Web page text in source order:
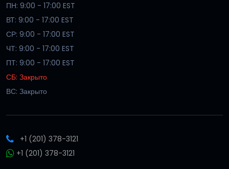
ПН: 9:00 - 17:00 EST
ВТ: 9:00 - 17:00 EST
СР: 9:00 - 17:00 EST
ЧТ: 9:00 - 17:00 EST
ПТ: 9:00 - 17:00 EST
СБ: Закрыто
ВС: Закрыто
+1 (201) 378-3121
+1 (201) 378-3121